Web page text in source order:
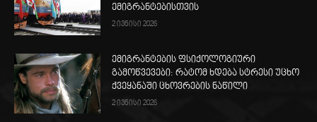
ემიგრანტებისთვის
2 ივნისი 2026
ემიგრანტების ფსიქოლოგიური
გამოწვევები: რატომ ხდება სტრესი უცხო
ქვეყანაში ცხოვრების ნაწილი
2 ივნისი 2026